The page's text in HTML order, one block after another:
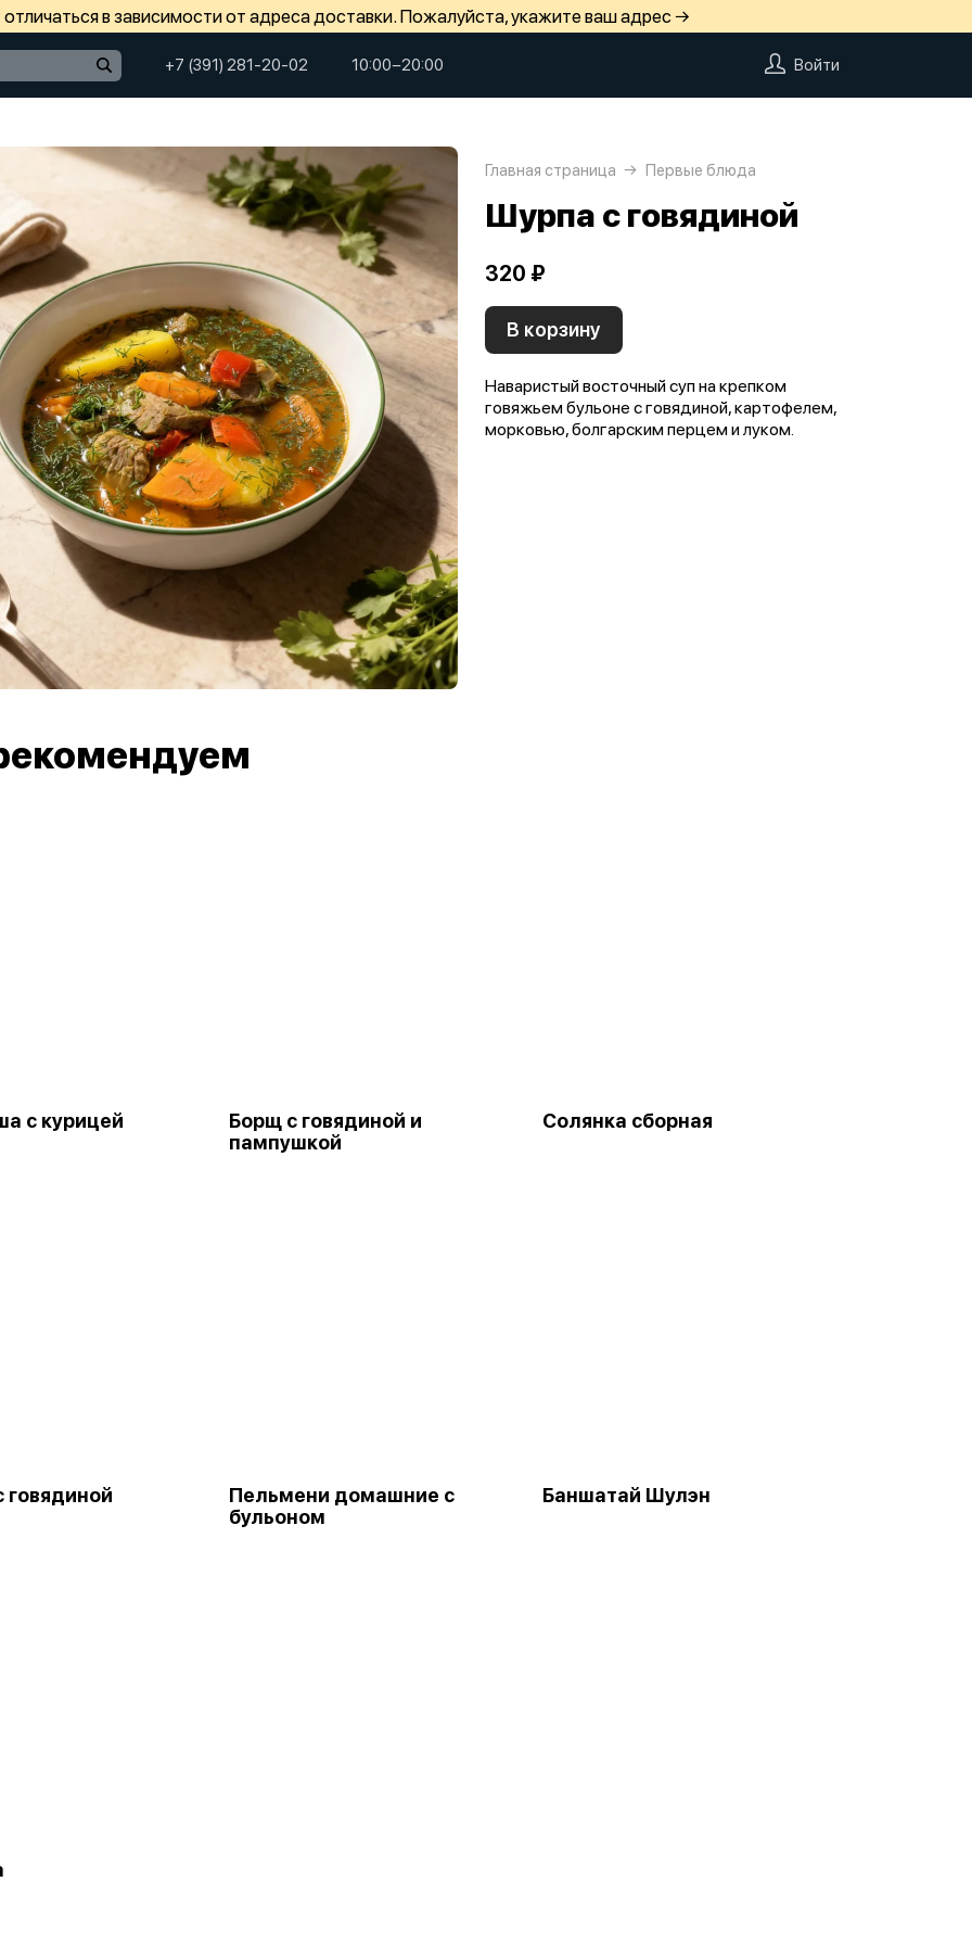
в зависимости от адреса доставки. Пожалуйста, укажите ваш адрес →
+7 (391) 281-20-02 10:00−20:00 Войти
Главная страница Первые блюда
Шурпа с говядиной
320 ₽
В корзину
Наваристый восточный суп на крепком
говяжьем бульоне с говядиной, картофелем,
морковью, болгарским перцем и луком.
с курицей
Борщ с говядиной и
пампушкой
Солянка сборная
говядиной
Пельмени домашние с
бульоном
Баншатай Шулэн